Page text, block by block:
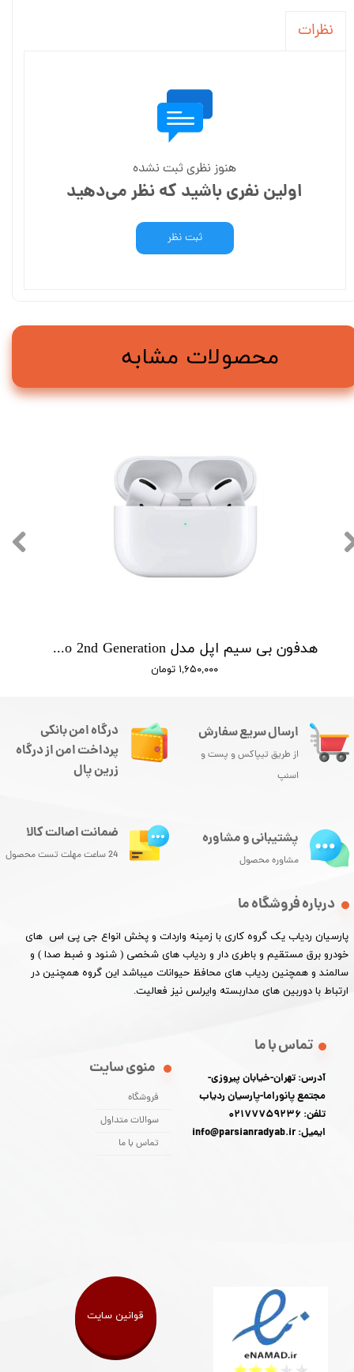
نظرات
هنوز نظری ثبت نشده
اولین نفری باشید که نظر می‌دهید
ثبت نظر
هدفون بی سیم اپل مدل AirPods Pro 2nd Generation همراه با محفظه شارژ طرح اصل
۱,۶۵۰,۰۰۰ تومان
محصولات مشابه
ارسال سریع سفارش
از طریق تیپاکس و پست و
اسنپ
درباره فروشگاه ما
پارسیان ردیاب یک گروه کاری با زمینه واردات و پخش انواع جی پی اس های
خودرو برق مستقیم و باطری دار و ردیاب های شخصی ( شنود و ضبط صدا ) و
سالمند و همچنین ردیاب های محافظ حیوانات میباشد این گروه همچنین در
ارتباط با دوربین های مداربسته وایرلس نیز فعالیت.​​​​​​​
منوی سایت
فروشگاه
سوالات متداول
تماس با ما
تماس با ما
آدرس: تهران-خیابان پیروزی-
مجتمع پانوراما-پارسیان ردیاب
تلفن: 02177759236
ایمیل: info@parsianradyab.ir
درگاه امن بانکی
پرداخت امن از درگاه
زرین پال
پشتیبانی و مشاوره
مشاوره محصول
ضمانت اصالت کالا
24 ساعت مهلت تست محصول
قوانین سایت